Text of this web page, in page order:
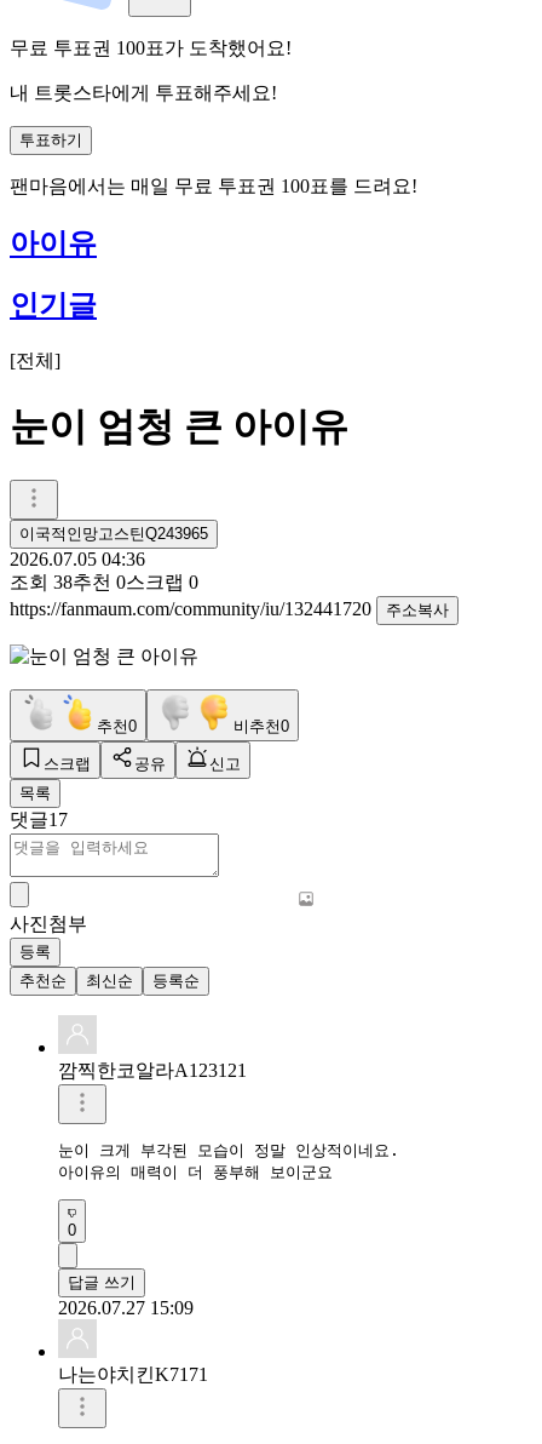
무료 투표권 100표가 도착했어요!
내 트롯스타에게 투표해주세요!
투표하기
팬마음에서는 매일 무료 투표권 100표를 드려요!
아이유
인기글
[전체 ]
눈이 엄청 큰 아이유
이국적인망고스틴Q243965
2026.07.05 04:36
조회 38추천 0스크랩 0
https://fanmaum.com/community/iu/132441720
주소복사
추천0 비추천0
스크랩 공유
신고
목록
댓글17
사진첨부
등록
추천순
최신순 등록순
깜찍한코알라A123121
눈이 크게 부각된 모습이 정말 인상적이네요.
아이유의 매력이 더 풍부해 보이군요
0
답글 쓰기
2026.07.27 15:09
나는야치킨K7171